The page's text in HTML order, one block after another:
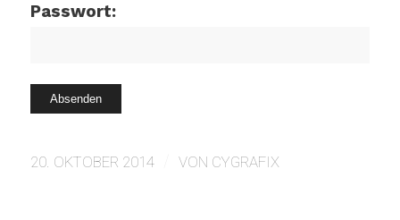
Passwort:
20. OKTOBER 2014 VON CYGRAFIX